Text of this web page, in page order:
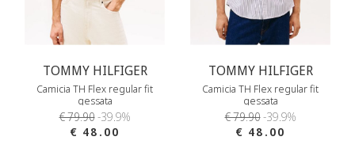
TOMMY HILFIGER
Camicia TH Flex regular fit
gessata
€ 79.90-39.9%
€ 48.00
TOMMY HILFIGER
Camicia TH Flex regular fit
gessata
€ 79.90-39.9%
€ 48.00